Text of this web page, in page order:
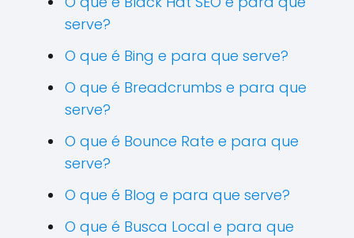
serve?
O que é Bing e para que serve?
O que é Breadcrumbs e para que
serve?
O que é Bounce Rate e para que
serve?
O que é Blog e para que serve?
O que é Busca Local e para que